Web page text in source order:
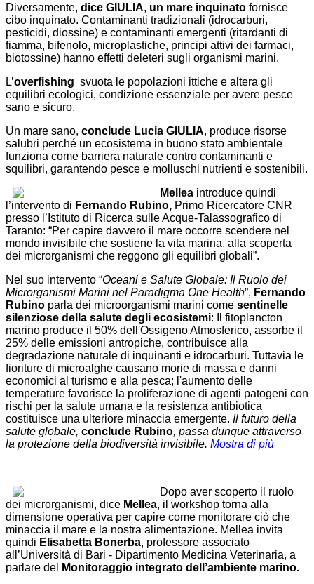
Diversamente, dice GIULIA, un mare inquinato fornisce
cibo inquinato. Contaminanti tradizionali (idrocarburi,
pesticidi, diossine) e contaminanti emergenti (ritardanti di
fiamma, bifenolo, microplastiche, principi attivi dei farmaci,
biotossine) hanno effetti deleteri sugli organismi marini.
L’overfishing svuota le popolazioni ittiche e altera gli
equilibri ecologici, condizione essenziale per avere pesce
sano e sicuro.
Un mare sano, conclude Lucia GIULIA, produce risorse
salubri perché un ecosistema in buono stato ambientale
funziona come barriera naturale contro contaminanti e
squilibri, garantendo pesce e molluschi nutrienti e sostenibili.
Mellea introduce quindi
l’intervento di Fernando Rubino, Primo Ricercatore CNR
presso l’Istituto di Ricerca sulle Acque-Talassografico di
Taranto: “Per capire davvero il mare occorre scendere nel
mondo invisibile che sostiene la vita marina, alla scoperta
dei microrganismi che reggono gli equilibri globali”.
Nel suo intervento “Oceani e Salute Globale: Il Ruolo dei
Microrganismi Marini nel Paradigma One Health”, Fernando
Rubino parla dei microorganismi marini come sentinelle
silenziose della salute degli ecosistemi: Il fitoplancton
marino produce il 50% dell'Ossigeno Atmosferico, assorbe il
25% delle emissioni antropiche, contribuisce alla
degradazione naturale di inquinanti e idrocarburi. Tuttavia le
fioriture di microalghe causano morie di massa e danni
economici al turismo e alla pesca; l'aumento delle
temperature favorisce la proliferazione di agenti patogeni con
rischi per la salute umana e la resistenza antibiotica
costituisce una ulteriore minaccia emergente. Il futuro della
salute globale, conclude Rubino, passa dunque attraverso
la protezione della biodiversità invisibile. Mostra di più
Dopo aver scoperto il ruolo
dei microrganismi, dice Mellea, il workshop torna alla
dimensione operativa per capire come monitorare ciò che
minaccia il mare e la nostra alimentazione. Mellea invita
quindi Elisabetta Bonerba, professore associato
all’Università di Bari - Dipartimento Medicina Veterinaria, a
parlare del
Monitoraggio integrato dell’ambiente marino.